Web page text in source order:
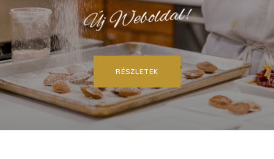
Új Weboldal!
RÉSZLETEK